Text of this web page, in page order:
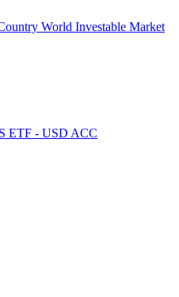
World Investable Market
ETF - USD ACC